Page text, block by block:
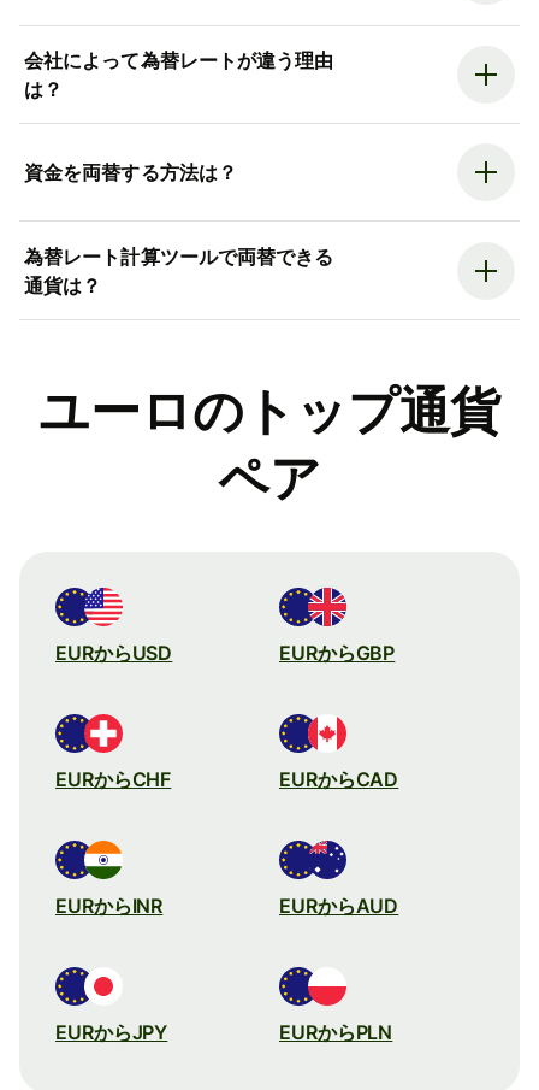
会社によって為替レートが違う理由
は？
資金を両替する方法は？
為替レート計算ツールで両替できる
通貨は？
ユーロのトップ通貨
ペア
EURからUSD EURからGBP
EURからCHF EURからCAD
EURからINR EURからAUD
EURからJPY EURからPLN